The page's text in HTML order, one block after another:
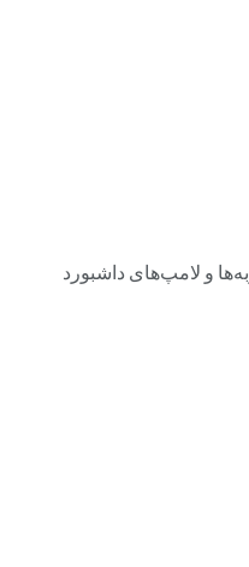
و لامپ‌های داشبورد